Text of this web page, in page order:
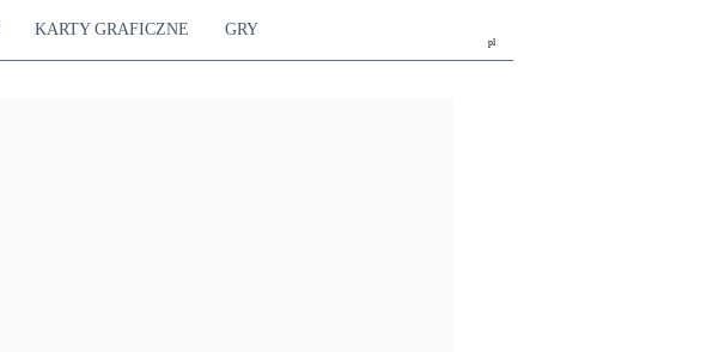
pl
KARTY GRAFICZNE GRY